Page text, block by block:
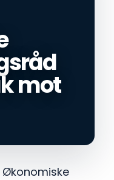
mot
Økonomiske